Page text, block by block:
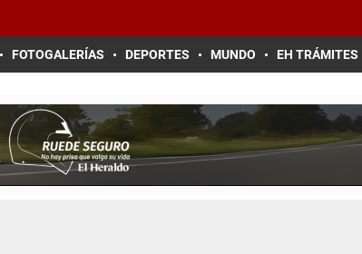
FOTOGALERÍAS DEPORTES MUNDO EH TRÁMITES